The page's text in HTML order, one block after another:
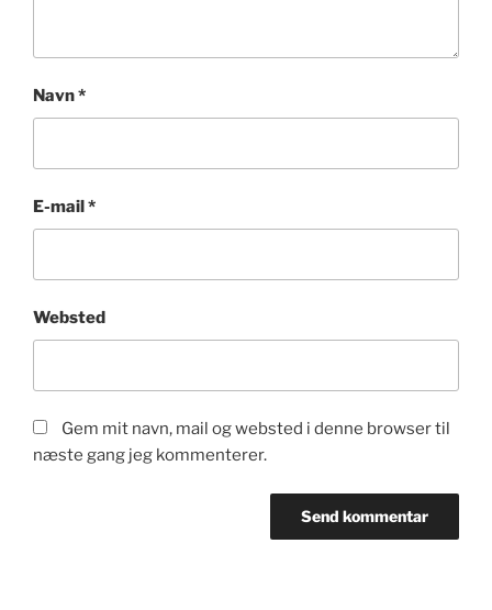
Navn*
E-mail*
Websted
Gem mit navn, mail og websted i denne browser til
næste gang jeg kommenterer.